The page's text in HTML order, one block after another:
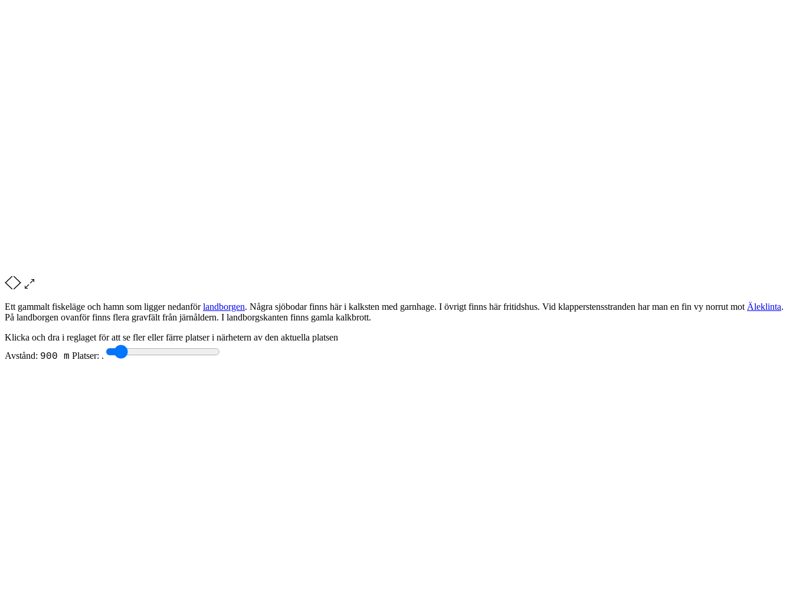
Ett gammalt fiskeläge och hamn som ligger nedanförlandborgen. Några sjöbodar finns här i kalksten med garnhage. I övrigt finns här fritidshus. Vid klapperstensstranden har man en fin vy norrut mot Äleklinta.
På landborgen ovanför finns flera gravfält från järnåldern. I landborgskanten finns gamla kalkbrott.
Klicka och dra i reglaget för att se fler eller färre platser i närhetern av den aktuella platsen
Avstånd: 900 m Platser: .